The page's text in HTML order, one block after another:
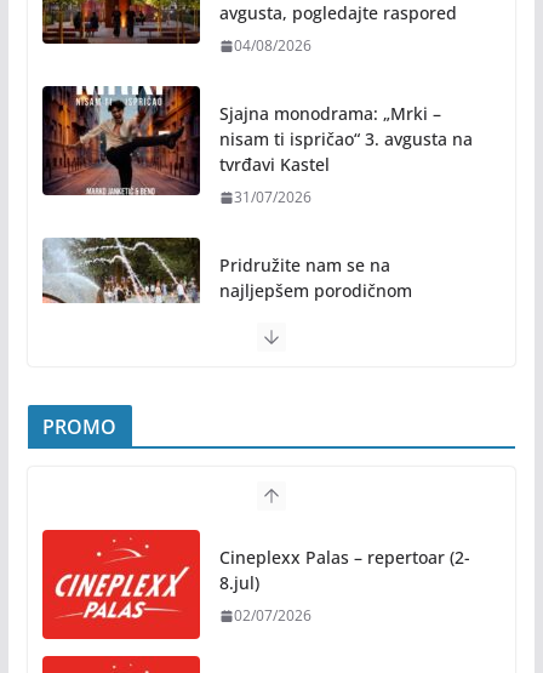
avgusta, pogledajte raspored
04/08/2026
Sjajna monodrama: „Mrki –
nisam ti ispričao“ 3. avgusta na
tvrđavi Kastel
31/07/2026
Pridružite nam se na
najljepšem porodičnom
avgust, od 19.00 časova, u
Novo mjesto u našem gradu: Otvoren amfiteatar
kod Pravnog fakulteta
31/07/2026
PROMO
Cineplexx Palas – repertoar (2-
8.jul)
02/07/2026